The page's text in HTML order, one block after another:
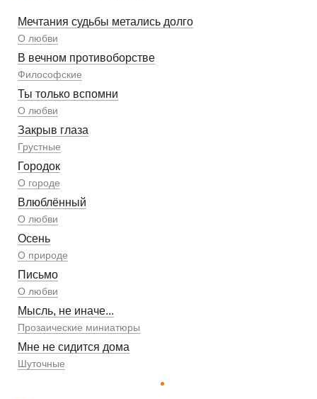
Мечтания судьбы метались долго
О любви
В вечном противоборстве
Философские
Ты только вспомни
О любви
Закрыв глаза
Грустные
Городок
О городе
Влюблённый
О любви
Осень
О природе
Письмо
О любви
Мысль, не иначе...
Прозаические миниатюры
Мне не сидится дома
Шуточные